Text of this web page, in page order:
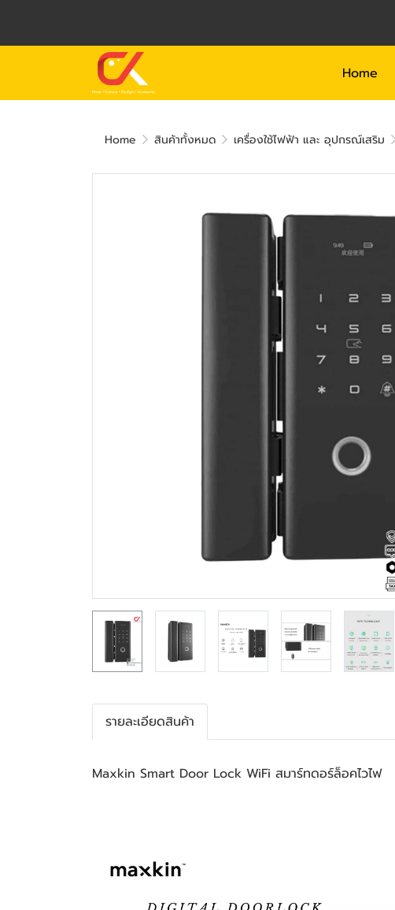
Home
Home สินค้าทั้งหมด เครื่องใช้ไฟฟ้า และ อุปกรณ์เสริม
รายละเอียดสินค้า
Maxkin Smart Door Lock WiFi สมาร์ทดอร์ล็อคไวไฟ